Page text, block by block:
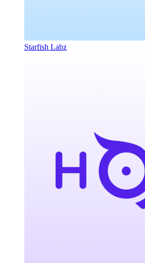
Starfish Labz